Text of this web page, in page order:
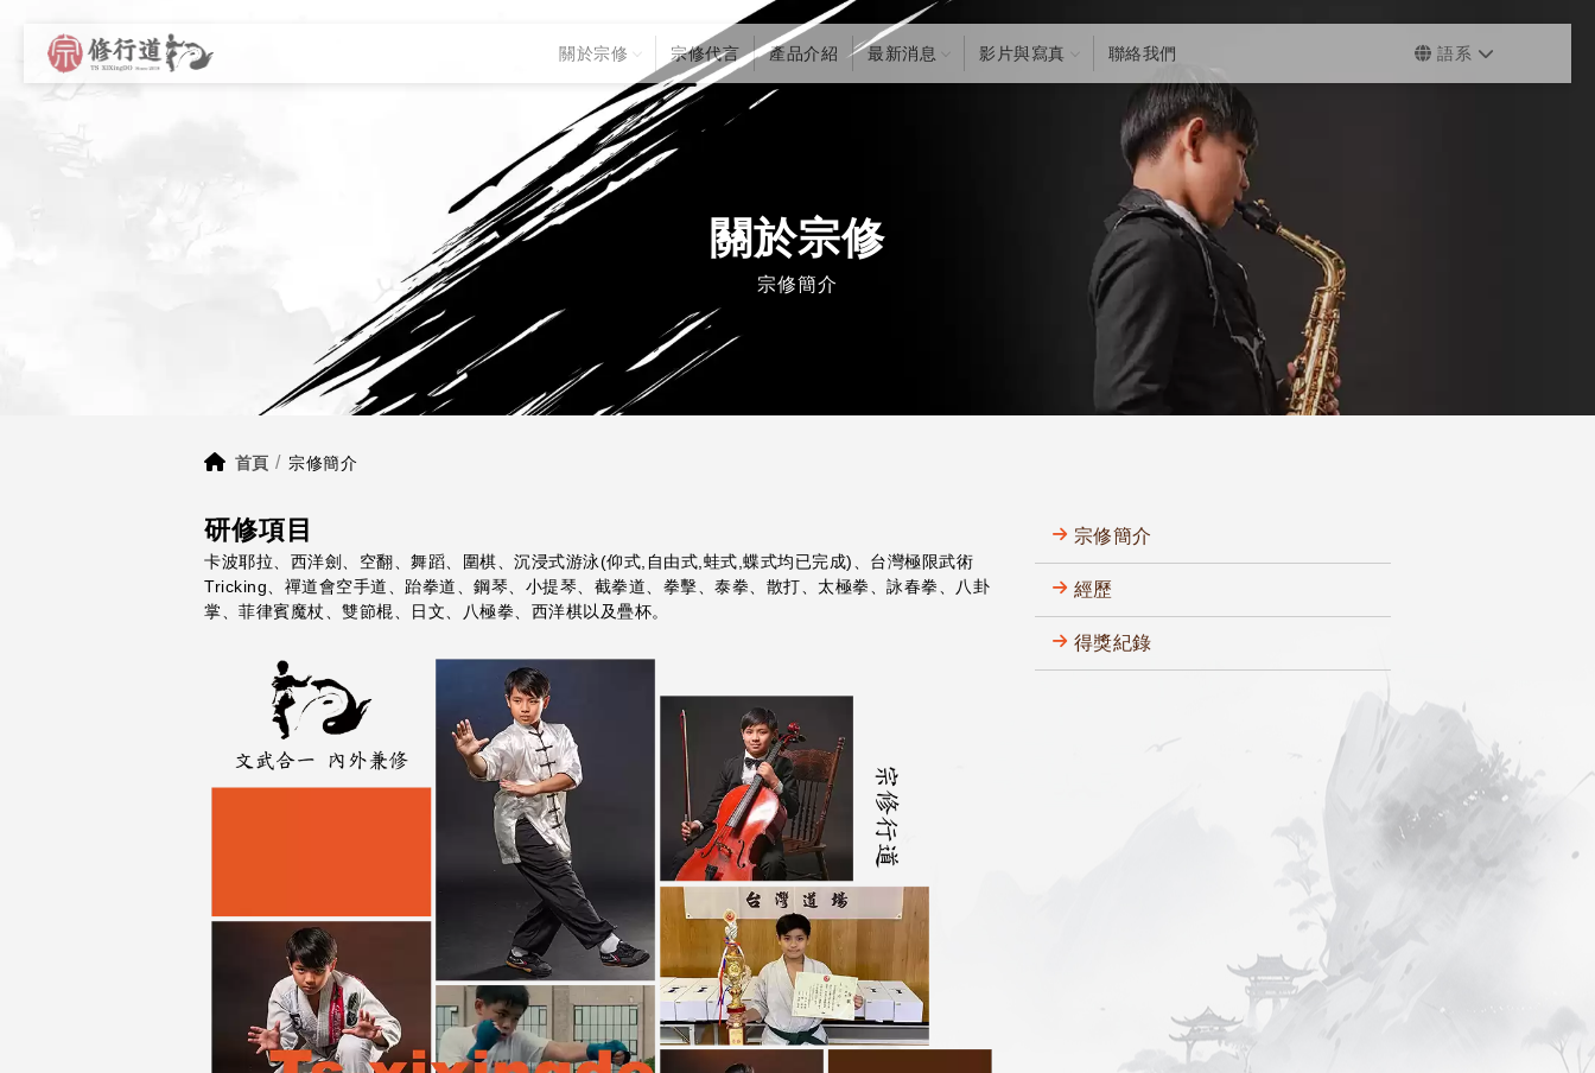
關於宗修 宗修代言 產品介紹 最新消息 影片與寫真 聯絡我們 語系
關於宗修
宗修簡介
首頁 宗修簡介
研修項目
卡波耶拉、西洋劍、空翻、舞蹈、圍棋、沉浸式游泳(仰式,自由式,蛙式,蝶式均已完成)、台灣極限武術
Tricking、禪道會空手道、跆拳道、鋼琴、小提琴、截拳道、拳擊、泰拳、散打、太極拳、詠春拳、八卦
掌、菲律賓魔杖、雙節棍、日文、八極拳、西洋棋以及疊杯。
宗修簡介
經歷
得獎紀錄